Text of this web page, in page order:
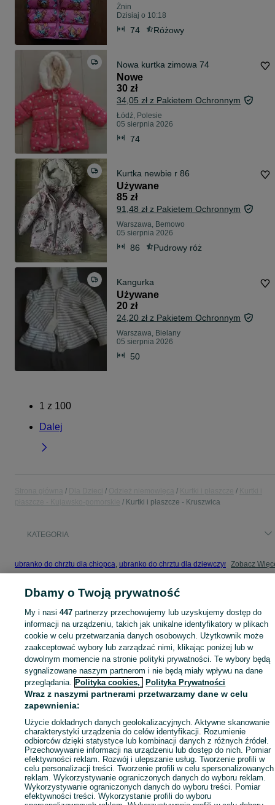
Żnin
Dzisiaj o 10:18
74 Różowy
Nowa kurtka zimowa 74
Nowe
30 zł
34,05 zł z Pakietem Ochronnym
Łódź, Polesie
05 sierpnia 2026
74
Kurtka newbie r 86
Używane
85 zł
91,48 zł z Pakietem Ochronnym
Warszawa, Bemowo
05 sierpnia 2026
86 Pudrowy róż
Kangurka
Używane
20 zł
24,20 zł z Pakietem Ochronnym
Warszawa, Bielany
05 sierpnia 2026
50
1 z 100
Dalej
Kurtki i płaszcze - Kruszwica
KATEGORIA
ubranko do chrztu dla chłopca, ubranko do chrztu dla dziewczynki,ubranko
Zobacz
Mapa kategorii
Mapa miejscowości
Mapa ministron
Popularne wyszukiwania
Dbamy o Twoją prywatność
My i nasi447 partnerzy przechowujemy lub uzyskujemy dostęp do
informacji na urządzeniu, takich jak unikalne identyfikatory w plikach
cookie w celu przetwarzania danych osobowych. Użytkownik może
zaakceptować wybory lub zarządzać nimi, klikając poniżej lub w
dowolnym momencie na stronie polityki prywatności. Te wybory będą
sygnalizowane naszym partnerom i nie będą miały wpływu na dane
przeglądania. Polityka cookies, Polityka Prywatności
Wraz z naszymi partnerami przetwarzamy dane w celu
zapewnienia:
Użycie dokładnych danych geolokalizacyjnych. Aktywne skanowanie
charakterystyki urządzenia do celów identyfikacji. Rozumienie
odbiorców dzięki statystyce lub kombinacji danych z różnych źródeł.
Przechowywanie informacji na urządzeniu lub dostęp do nich. Pomiar
efektywności reklam. Rozwój i ulepszanie usług. Tworzenie profili w
celu personalizacji treści. Tworzenie profili w celu spersonalizowanych
reklam. Wykorzystywanie ograniczonych danych do wyboru reklam.
Wykorzystywanie ograniczonych danych do wyboru treści. Pomiar
efektywności treści. Wykorzystanie profili do wyboru